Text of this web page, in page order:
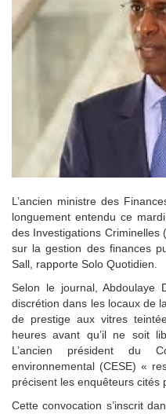
L’ancien ministre des
longuement entendu ce
des Investigations Criminelles
sur la gestion des finances
Sall, rapporte Solo Quotidien.
Selon le journal, Abdoulaye
discrétion dans les locaux de
de prestige aux vitres
heures avant qu’il ne soit
L’ancien président du
environnemental (CESE) «
précisent les enquêteurs cités
Cette convocation s’inscrit